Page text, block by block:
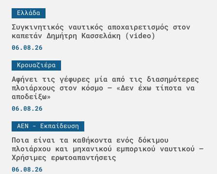
Ελλάδα
Συγκινητικός ναυτικός αποχαιρετισμός στον
καπετάν Δημήτρη Κασσελάκη (video)
06.08.26
Κρουαζιέρα
Αφήνει τις γέφυρες μία από τις διασημότερες
πλοιάρχους στον κόσμο – «Δεν έχω τίποτα να
αποδείξω»
06.08.26
ΑΕΝ - Εκπαίδευση
Ποια είναι τα καθήκοντα ενός δόκιμου
πλοιάρχου και μηχανικού εμπορικού ναυτικού –
Χρήσιμες ερωτοαπαντήσεις
06.08.26